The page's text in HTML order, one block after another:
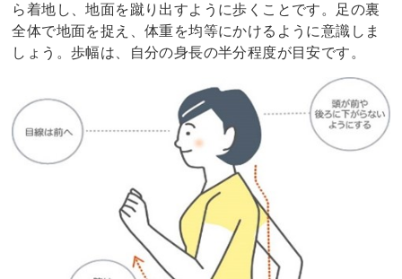
ら着地し、地面を蹴り出すように歩くことです。足の裏
全体で地面を捉え、体重を均等にかけるように意識しま
しょう。歩幅は、自分の身長の半分程度が目安です。